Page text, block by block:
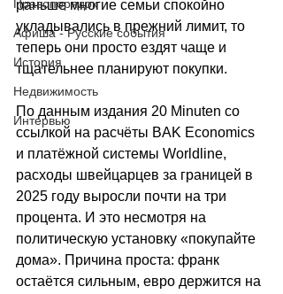
Правопорядок
Афиша - Русские события
История
Недвижимость
Интервью
раньше многие семьи спокойно
укладывались в прежний лимит, то
теперь они просто ездят чаще и
тщательнее планируют покупки.
По данным издания 20 Minuten со
ссылкой на расчёты BAK Economics
и платёжной системы Worldline,
расходы швейцарцев за границей в
2025 году выросли почти на три
процента. И это несмотря на
политическую установку «покупайте
дома». Причина проста: франк
остаётся сильным, евро держится на